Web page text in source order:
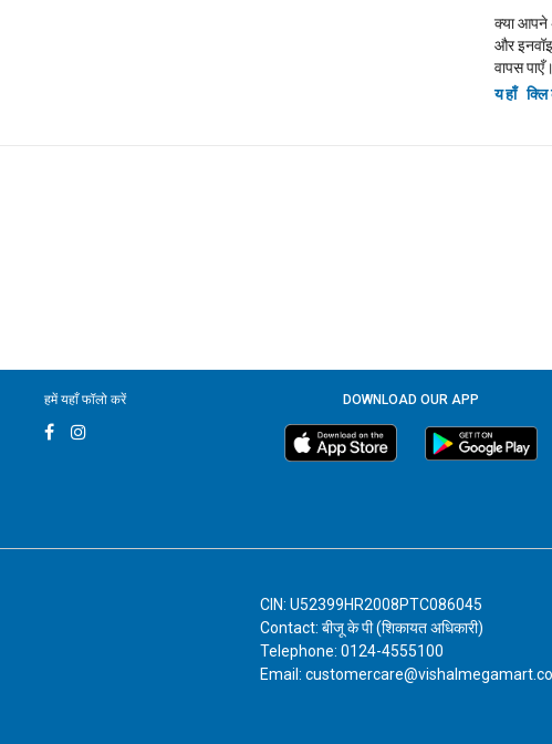
क्या आपने
और
वापस
यहाँ
हमें यहाँ फॉलो करें DOWNLOAD OUR APP
CIN: U52399HR2008PTC086045
Contact: बीजू के पी (शिकायत अधिकारी)
Telephone: 0124-4555100
Email: